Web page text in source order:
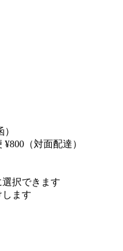
（対面配達）
択できます
ます